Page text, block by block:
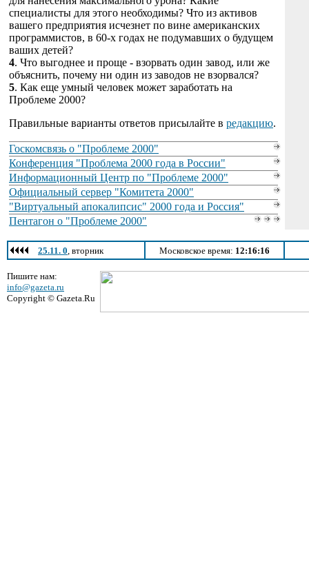
специалисты для этого необходимы? Что из активов
вашего предприятия исчезнет по вине американских
программистов, в 60-х годах не подумавших о будущем
ваших детей?
4. Что выгоднее и проще - взорвать один завод, или же
объяснить, почему ни один из заводов не взорвался?
5. Как еще умный человек может заработать на
Проблеме 2000?
Правильные варианты ответов присылайте в редакцию.
Госкомсвязь о "Проблеме 2000"
Конференция "Проблема 2000 года в России"
Информационный Центр по "Проблеме 2000"
Официальный сервер "Комитета 2000"
"Виртуальный апокалипсис" 2000 года и Россия"
Пентагон о "Проблеме 2000"
25.11. 0, вторник Московское время: 12:16:16
Пишите нам:
info@gazeta.ru
Copyright © Gazeta.Ru